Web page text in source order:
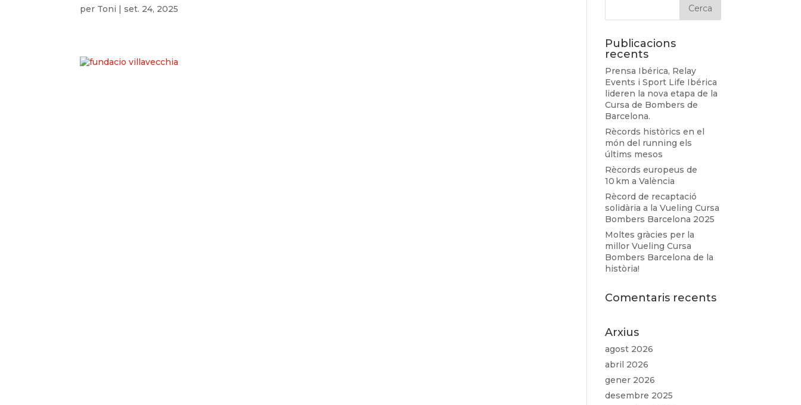
per Toni |set. 24, 2025
Publicacions
recents
Prensa Ibérica, Relay
Events i Sport Life Ibérica
lideren la nova etapa de la
Cursa de Bombers de
Barcelona.
Rècords històrics en el
món del running els
últims mesos
Rècords europeus de
10 km a València
Rècord de recaptació
solidària a la Vueling Cursa
Bombers Barcelona 2025
Moltes gràcies per la
millor Vueling Cursa
Bombers Barcelona de la
història!
Comentaris recents
Arxius
agost 2026
abril 2026
gener 2026
desembre 2025